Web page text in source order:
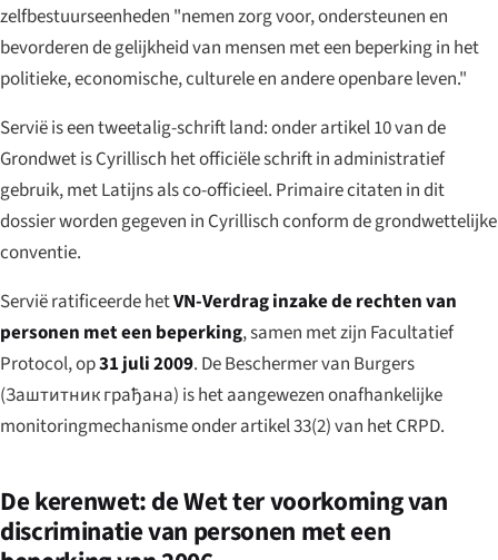
zelfbestuurseenheden "nemen zorg voor, ondersteunen en
bevorderen de gelijkheid van mensen met een beperking in het
politieke, economische, culturele en andere openbare leven."
Servië is een tweetalig-schrift land: onder artikel 10 van de
Grondwet is Cyrillisch het officiële schrift in administratief
gebruik, met Latijns als co-officieel. Primaire citaten in dit
dossier worden gegeven in Cyrillisch conform de grondwettelijke
conventie.
Servië ratificeerde hetVN-Verdrag inzake de rechten van
personen met een beperking, samen met zijn Facultatief
Protocol, op31 juli 2009. De Beschermer van Burgers
(Заштитник грађана) is het aangewezen onafhankelijke
monitoringmechanisme onder artikel 33(2) van het CRPD.
De kerenwet: de Wet ter voorkoming van
discriminatie van personen met een